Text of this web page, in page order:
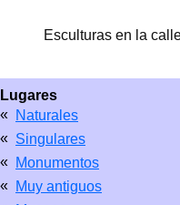
Esculturas en la
Lugares
« Naturales
« Singulares
« Monumentos
« Muy antiguos